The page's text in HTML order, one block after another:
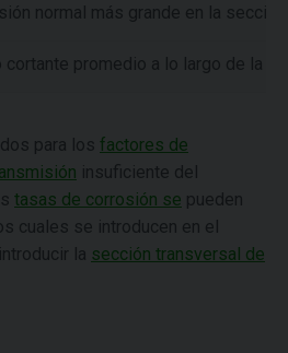
normal más grande en la
promedio a lo largo de la
para los factores de
insuficiente del
tasas de corrosión se pueden
cuales se introducen en el
la sección transversal de